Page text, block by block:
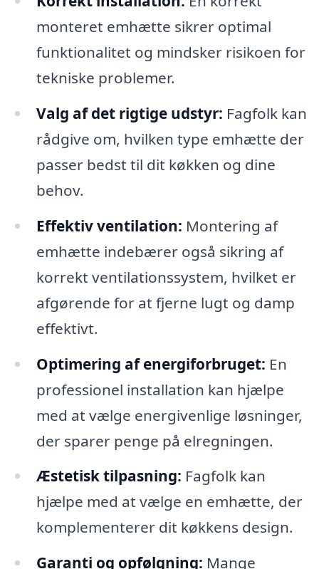
monteret emhætte sikrer optimal
funktionalitet og mindsker risikoen for
tekniske problemer.
Valg af det rigtige udstyr: Fagfolk kan
rådgive om, hvilken type emhætte der
passer bedst til dit køkken og dine
behov.
Effektiv ventilation: Montering af
emhætte indebærer også sikring af
korrekt ventilationssystem, hvilket er
afgørende for at fjerne lugt og damp
effektivt.
Optimering af energiforbruget: En
professionel installation kan hjælpe
med at vælge energivenlige løsninger,
der sparer penge på elregningen.
Æstetisk tilpasning: Fagfolk kan
hjælpe med at vælge en emhætte, der
komplementerer dit køkkens design.
Garanti og opfølgning: Mange